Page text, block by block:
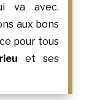
va avec.
aux bons
pour tous
et ses